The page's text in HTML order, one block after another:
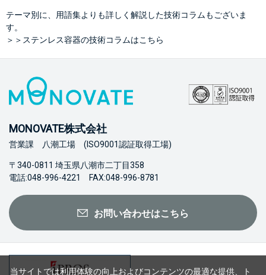
テーマ別に、用語集よりも詳しく解説した技術コラムもございま
す。
＞＞ステンレス容器の技術コラムはこちら
MONOVATE株式会社
営業課 八潮工場 (ISO9001認証取得工場)
〒340-0811 埼玉県八潮市二丁目358
電話:048-996-4221 FAX:048-996-8781
お問い合わせはこちら
当サイトでは利用体験の向上およびコンテンツの最適な提供、ト